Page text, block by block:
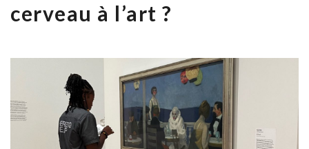
cerveau à l’art ?